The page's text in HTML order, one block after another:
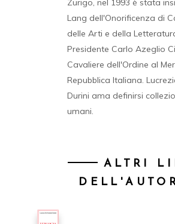
Zurigo, nel 1993 è stata
Lang dell'Onorificenza di
delle Arti e della
Presidente Carlo Azeglio
Cavaliere dell'Ordine al
Repubblica Italiana.
Durini ama definirsi
umani.
ALTRI